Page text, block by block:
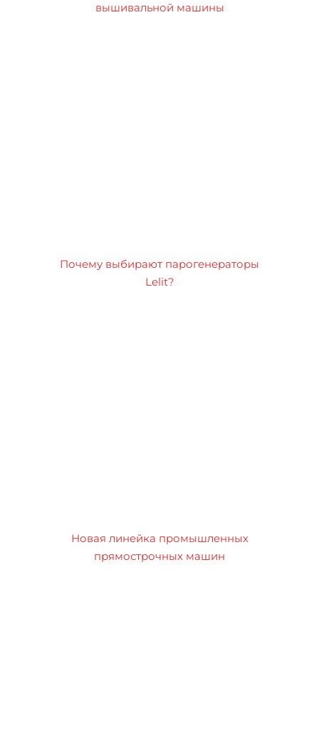
вышивальной машины
Почему выбирают парогенераторы
Lelit?
Новая линейка промышленных
прямострочных машин